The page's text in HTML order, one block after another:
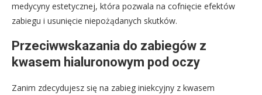
medycyny estetycznej, która pozwala na cofnięcie efektów
zabiegu i usunięcie niepożądanych skutków.
Przeciwwskazania do zabiegów z
kwasem hialuronowym pod oczy
Zanim zdecydujesz się na zabieg iniekcyjny z kwasem